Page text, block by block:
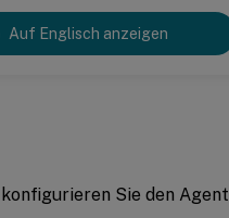
Auf Englisch anzeigen
Sie den Agent